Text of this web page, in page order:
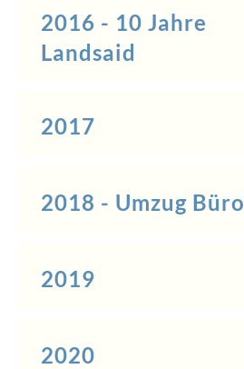
2016 - 10 Jahre
Landsaid
2017
2018 - Umzug Büro
2019
2020